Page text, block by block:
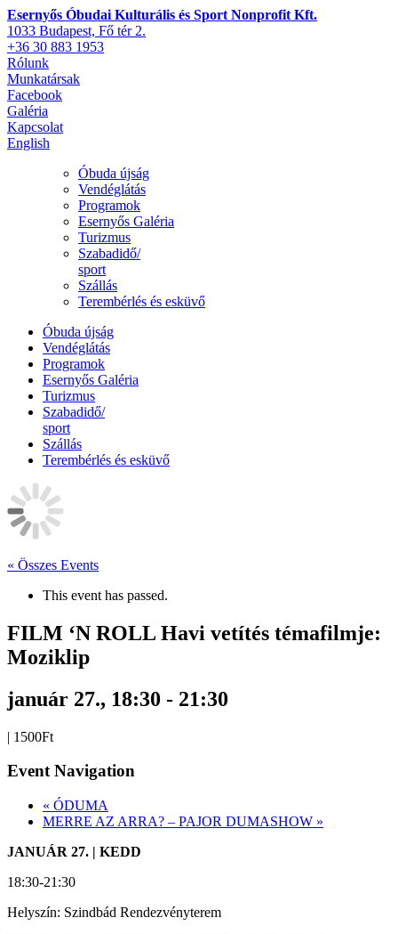
Esernyős Óbudai Kulturális és Sport Nonprofit Kft.
1033 Budapest, Fő tér 2.
+36 30 883 1953
Rólunk
Munkatársak
Facebook
Galéria
Kapcsolat
English
Óbuda újság
Vendéglátás
Programok
Esernyős Galéria
Turizmus
Szabadidő/
sport
Szállás
Terembérlés és esküvő
Óbuda újság
Vendéglátás
Programok
Esernyős Galéria
Turizmus
Szabadidő/
sport
Szállás
Terembérlés és esküvő
« Összes Events
This event has passed.
FILM ‘N ROLL Havi vetítés témafilmje:
Moziklip
január 27., 18:30 - 21:30
| 1500Ft
Event Navigation
« ÓDUMA
MERRE AZ ARRA? – PAJOR DUMASHOW »
JANUÁR 27. | KEDD
18:30-21:30
Helyszín: Szindbád Rendezvényterem